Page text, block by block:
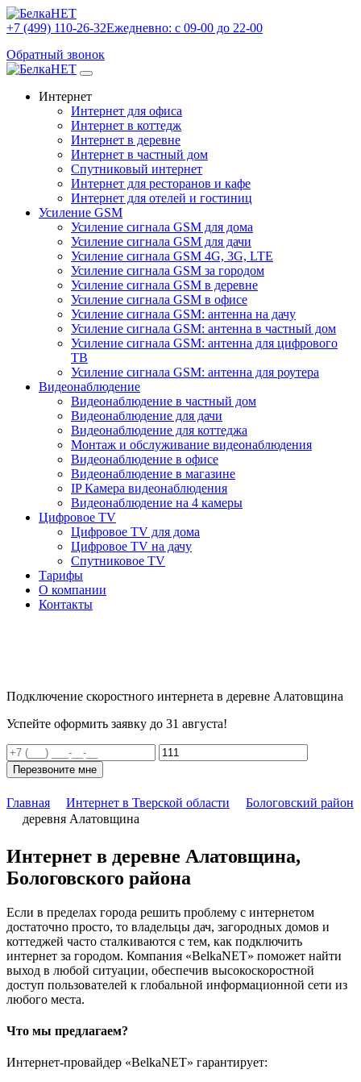
+7 (499) 110-26-32Ежедневно: с 09-00 до 22-00
Обратный звонок
Интернет
Интернет для офиса
Интернет в коттедж
Интернет в деревне
Интернет в частный дом
Спутниковый интернет
Интернет для ресторанов и кафе
Интернет для отелей и гостиниц
Усиление GSM
Усиление сигнала GSM для дома
Усиление сигнала GSM для дачи
Усиление сигнала GSM 4G, 3G, LTE
Усиление сигнала GSM за городом
Усиление сигнала GSM в деревне
Усиление сигнала GSM в офисе
Усиление сигнала GSM: антенна на дачу
Усиление сигнала GSM: антенна в частный дом
Усиление сигнала GSM: антенна для цифрового
ТВ
Усиление сигнала GSM: антенна для роутера
Видеонаблюдение
Видеонаблюдение в частный дом
Видеонаблюдение для дачи
Видеонаблюдение для коттеджа
Монтаж и обслуживание видеонаблюдения
Видеонаблюдение в офисе
Видеонаблюдение в магазине
IP Камера видеонаблюдения
Видеонаблюдение на 4 камеры
Цифровое TV
Цифровое TV для дома
Цифровое TV на дачу
Спутниковое TV
Тарифы
О компании
Контакты
Подключение скоростного интернета в деревне Алатовщина
Успейте оформить заявку до 31 августа!
Перезвоните мне
Главная Интернет в Тверской области
Бологовский район
деревня Алатовщина
Интернет в деревне Алатовщина,
Бологовского района
Если в пределах города решить проблему с интернетом
достаточно просто, то владельцы дач, загородных домов и
коттеджей часто сталкиваются с тем, как подключить
интернет за городом. Компания «BelkaNET» поможет найти
выход в любой ситуации, обеспечив высокоскоростной
доступ пользователей к глобальной информационной сети из
любого места.
Что мы предлагаем?
Интернет-провайдер «BelkaNET» гарантирует: